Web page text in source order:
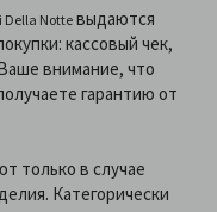
Della Notte выдаются
кассовый чек,
внимание, что
гарантию от
только в случае
Категорически